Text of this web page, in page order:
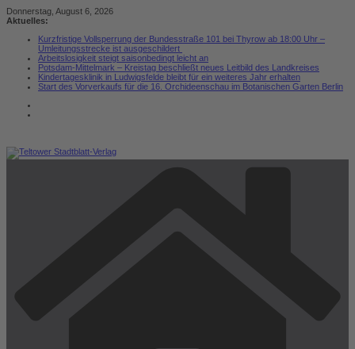
Zum
Inhalt
Donnerstag, August 6, 2026
Aktuelles:
Kurzfristige Vollsperrung der Bundesstraße 101 bei Thyrow ab 18:00 Uhr –
Umleitungsstrecke ist ausgeschildert
Arbeitslosigkeit steigt saisonbedingt leicht an
Potsdam-Mittelmark – Kreistag beschließt neues Leitbild des Landkreises
Kindertagesklinik in Ludwigsfelde bleibt für ein weiteres Jahr erhalten
Start des Vorverkaufs für die 16. Orchideenschau im Botanischen Garten Berlin